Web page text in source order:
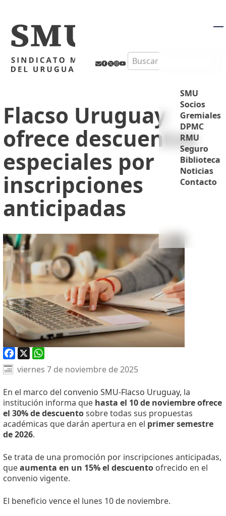
Search
SMU
Socios
Gremiales
DPMC
RMU
Seguro
Biblioteca
Noticias
Contacto
Flacso Uruguay
ofrece descuentos
especiales por
inscripciones
anticipadas
Facebook
X WhatsApp
viernes 7 de noviembre de 2025
En el marco del convenio SMU-Flacso Uruguay, la
institución informa que hasta el 10 de noviembreofrece
el 30% de descuentosobre todas sus propuestas
académicas que darán apertura en el primer semestre
de 2026.
Se trata de una promoción por inscripciones anticipadas,
queaumenta en un 15% el descuento ofrecido en el
convenio vigente.
El beneficio vence el lunes 10 de noviembre.